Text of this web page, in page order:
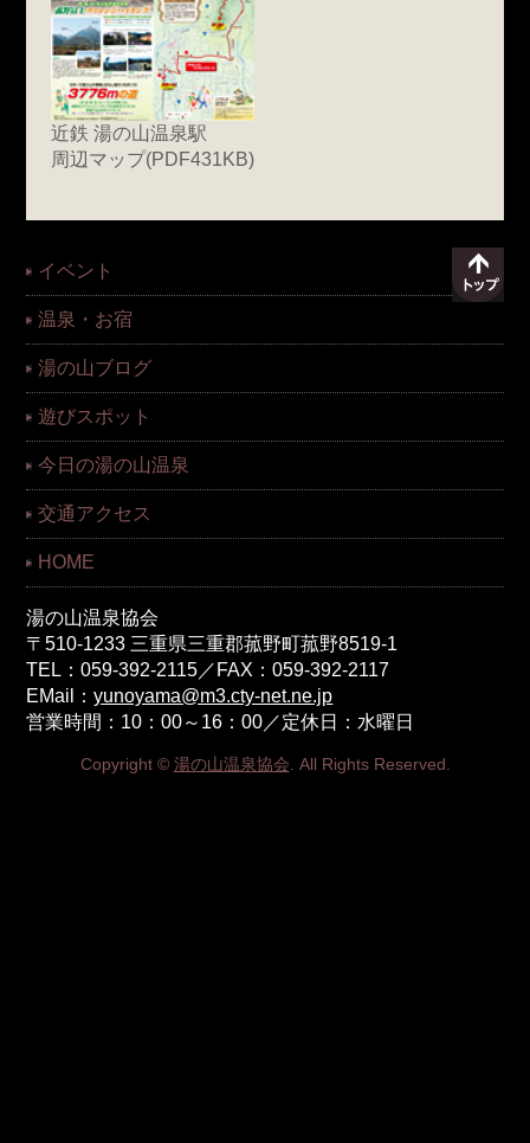
近鉄 湯の山温泉駅
周辺マップ(PDF431KB)
イベント
温泉・お宿
湯の山ブログ
遊びスポット
今日の湯の山温泉
交通アクセス
HOME
湯の山温泉協会
〒510-1233 三重県三重郡菰野町菰野8519-1
TEL：059-392-2115／FAX：059-392-2117
EMail：yunoyama@m3.cty-net.ne.jp
営業時間：10：00～16：00／定休日：水曜日
Copyright © 湯の山温泉協会 . All Rights Reserved.